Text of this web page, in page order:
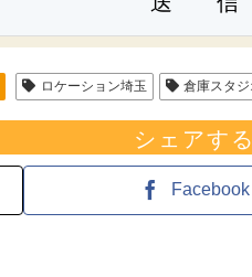
ロケーション埼玉 倉庫スタジ
シェアする
Facebook